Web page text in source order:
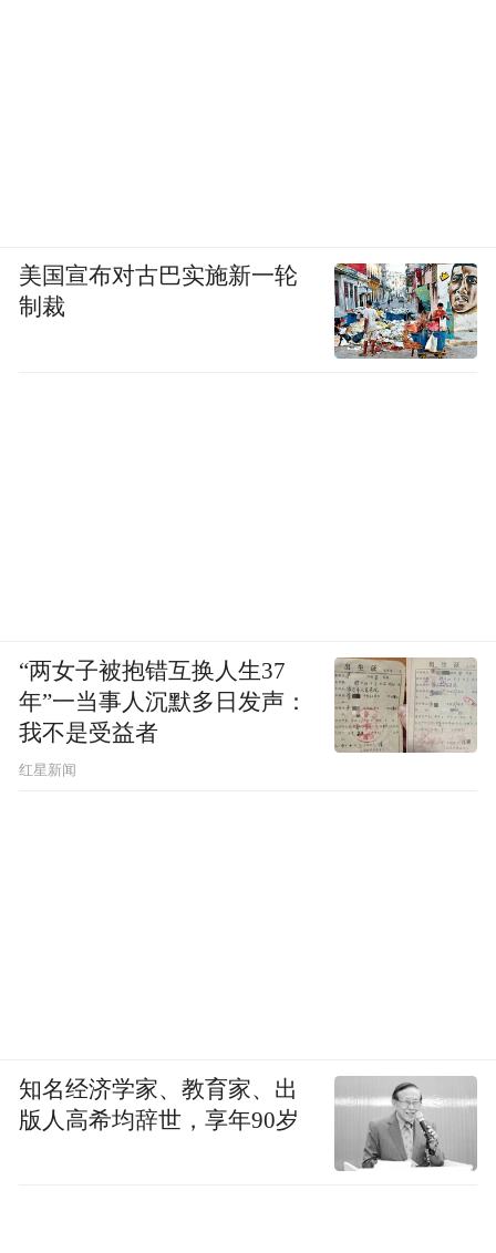
美国宣布对古巴实施新一轮
制裁
“两女子被抱错互换人生37
年”一当事人沉默多日发声：
我不是受益者
红星新闻
知名经济学家、教育家、出
版人高希均辞世，享年90岁